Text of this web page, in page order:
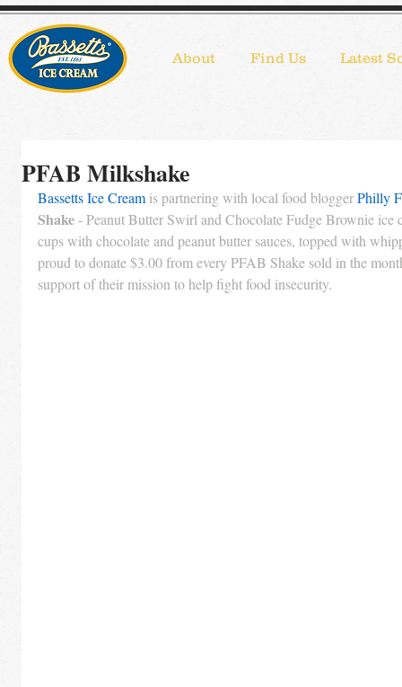
About Find Us Latest
PFAB Milkshake
Bassetts Ice Cream is partnering with local food blogger Philly
Shake - Peanut Butter Swirl and Chocolate Fudge Brownie
cups with chocolate and peanut butter sauces, topped with
proud to donate $3.00 from every PFAB Shake sold in the
support of their mission to help fight food insecurity.